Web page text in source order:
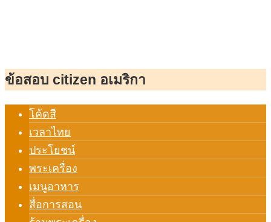
ข้อสอบ citizen อเมริกา
โค้ดสี
เวลาไทย
ประโยชน์
พระเครื่อง
เมนูอาหาร
สื่อการสอน